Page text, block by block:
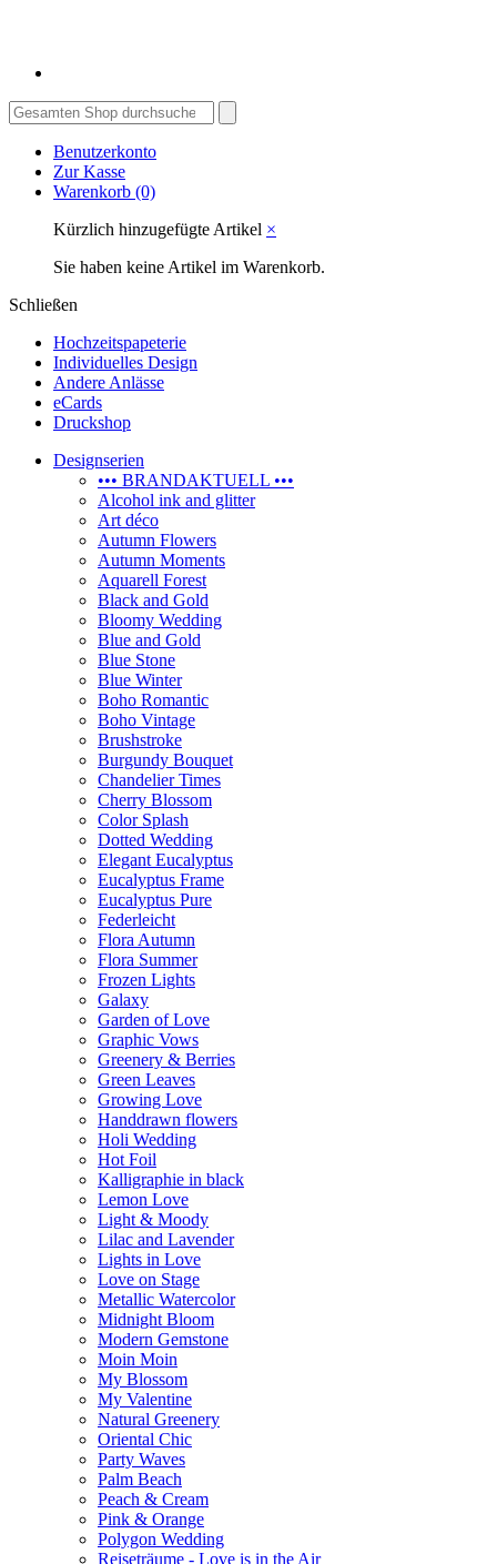
Benutzerkonto
Zur Kasse
Warenkorb (0)
Kürzlich hinzugefügte Artikel ×
Sie haben keine Artikel im Warenkorb.
Schließen
Hochzeitspapeterie
Individuelles Design
Andere Anlässe
eCards
Druckshop
Designserien
••• BRANDAKTUELL •••
Alcohol ink and glitter
Art déco
Autumn Flowers
Autumn Moments
Aquarell Forest
Black and Gold
Bloomy Wedding
Blue and Gold
Blue Stone
Blue Winter
Boho Romantic
Boho Vintage
Brushstroke
Burgundy Bouquet
Chandelier Times
Cherry Blossom
Color Splash
Dotted Wedding
Elegant Eucalyptus
Eucalyptus Frame
Eucalyptus Pure
Federleicht
Flora Autumn
Flora Summer
Frozen Lights
Galaxy
Garden of Love
Graphic Vows
Greenery & Berries
Green Leaves
Growing Love
Handdrawn flowers
Holi Wedding
Hot Foil
Kalligraphie in black
Lemon Love
Light & Moody
Lilac and Lavender
Lights in Love
Love on Stage
Metallic Watercolor
Midnight Bloom
Modern Gemstone
Moin Moin
My Blossom
My Valentine
Natural Greenery
Oriental Chic
Party Waves
Palm Beach
Peach & Cream
Pink & Orange
Polygon Wedding
Reiseträume - Love is in the Air